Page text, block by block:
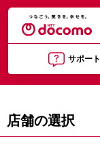
サポート
店舗の選択